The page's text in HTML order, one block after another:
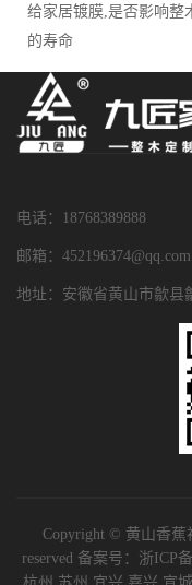
给家居镀膜,是否影响整
的寿命
电话：18768389888
邮箱：452196374@qq.com
地址：安徽省黄山市歙县
Copyright © 黄山香蕉
reserved 备案号： 浙ICP